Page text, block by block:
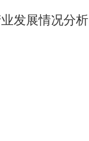
发展情况分析